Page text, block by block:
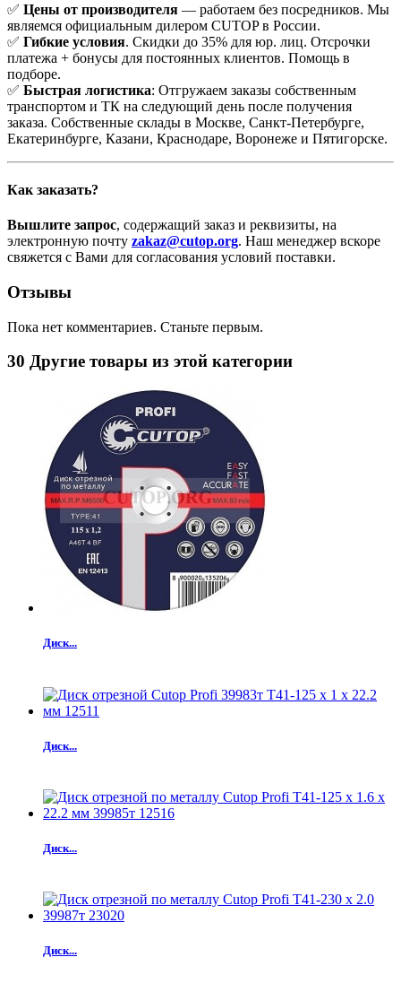
✅ Цены от производителя — работаем без посредников. Мы
являемся официальным дилером CUTOP в России.
✅ Гибкие условия. Скидки до 35% для юр. лиц. Отсрочки
платежа + бонусы для постоянных клиентов. Помощь в
подборе.
✅ Быстрая логистика: Отгружаем заказы собственным
транспортом и ТК на следующий день после получения
заказа. Собственные склады в Москве, Санкт-Петербурге,
Екатеринбурге, Казани, Краснодаре, Воронеже и Пятигорске.
Как заказать?
Вышлите запрос, содержащий заказ и реквизиты, на
электронную почту zakaz@cutop.org. Наш менеджер вскоре
свяжется с Вами для согласования условий поставки.
Отзывы
Пока нет комментариев. Станьте первым.
30 Другие товары из этой категории
Диск...
Диск...
Диск...
Диск...